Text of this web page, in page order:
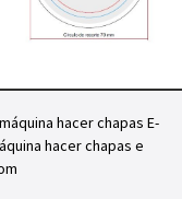
hacer chapas E-
hacer chapas e